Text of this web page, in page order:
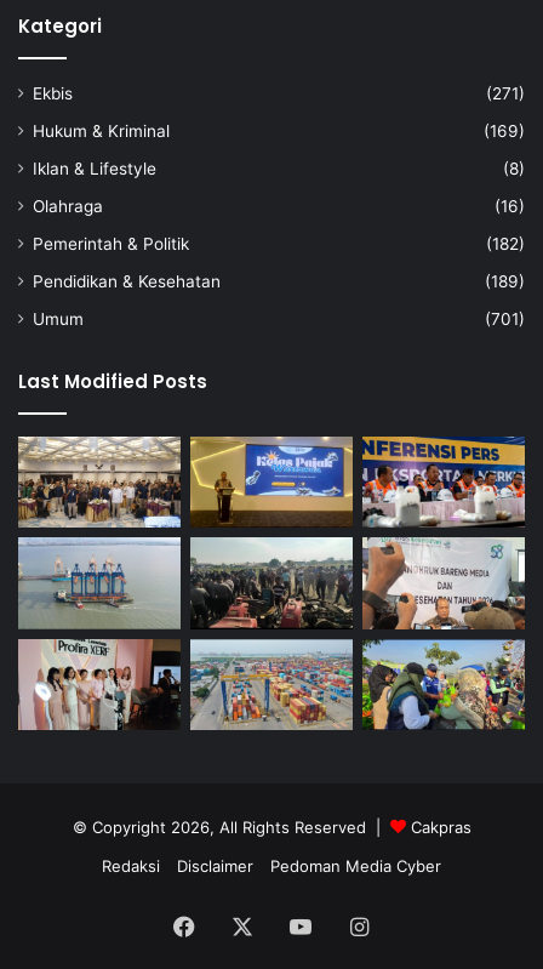
Kategori
Ekbis
(271)
Hukum & Kriminal
(169)
Iklan & Lifestyle
(8)
Olahraga
(16)
Pemerintah & Politik
(182)
Pendidikan & Kesehatan
(189)
Umum
(701)
Last Modified Posts
© Copyright 2026, All Rights Reserved |
Cakpras
Redaksi
Disclaimer Pedoman Media Cyber
Facebook YouTubeInstagram